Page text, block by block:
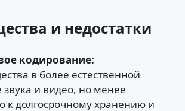
и недостатки
кодирование:
в более естественной
звука и видео, но менее
к долгосрочному хранению и